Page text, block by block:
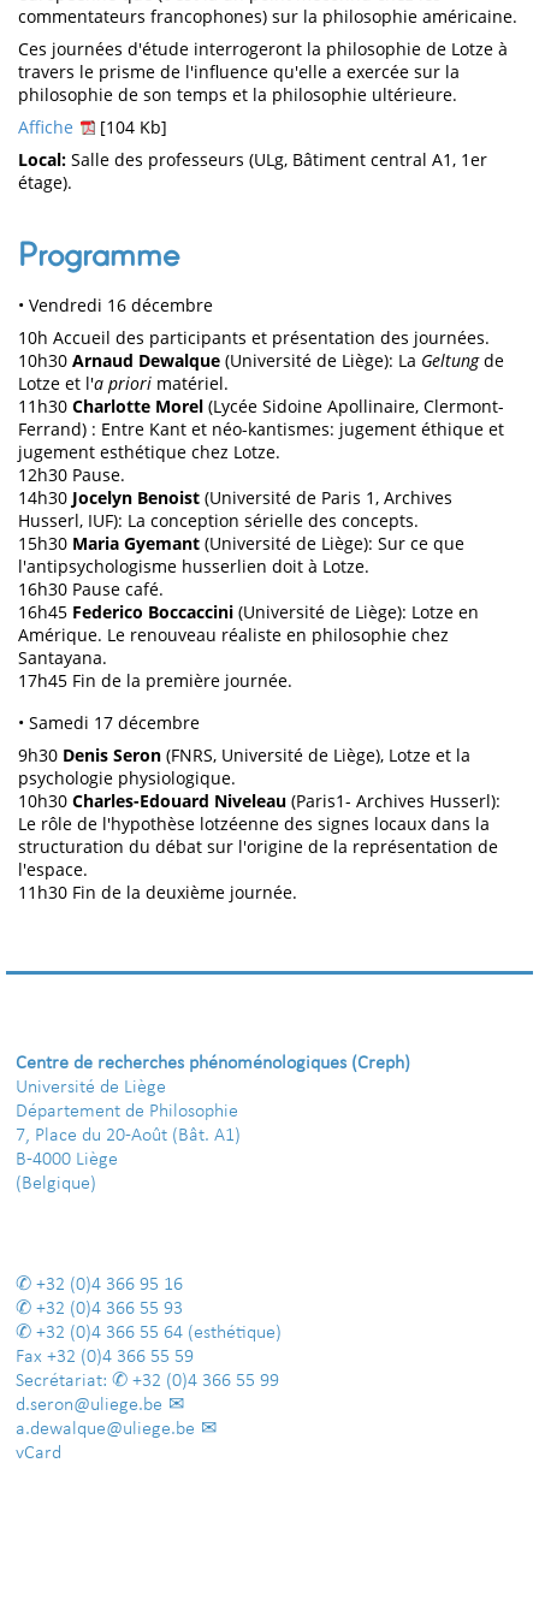
commentateurs francophones) sur la philosophie américaine.
Ces journées d'étude interrogeront la philosophie de Lotze à
travers le prisme de l'influence qu'elle a exercée sur la
philosophie de son temps et la philosophie ultérieure.
Affiche
[104 Kb]
Local: Salle des professeurs (ULg, Bâtiment central A1, 1er
étage).
Programme
• Vendredi 16 décembre
10h Accueil des participants et présentation des journées.
10h30 Arnaud Dewalque (Université de Liège): La Geltungde
Lotze et l'a priori matériel.
11h30 Charlotte Morel (Lycée Sidoine Apollinaire, Clermont-
Ferrand) : Entre Kant et néo-kantismes: jugement éthique et
jugement esthétique chez Lotze.
12h30 Pause.
14h30 Jocelyn Benoist (Université de Paris 1, Archives
Husserl, IUF): La conception sérielle des concepts.
15h30 Maria Gyemant (Université de Liège): Sur ce que
l'antipsychologisme husserlien doit à Lotze.
16h30 Pause café.
16h45 Federico Boccaccini (Université de Liège): Lotze en
Amérique. Le renouveau réaliste en philosophie chez
Santayana.
17h45 Fin de la première journée.
• Samedi 17 décembre
9h30 Denis Seron (FNRS, Université de Liège), Lotze et la
psychologie physiologique.
10h30 Charles-Edouard Niveleau (Paris1- Archives Husserl):
Le rôle de l'hypothèse lotzéenne des signes locaux dans la
structuration du débat sur l'origine de la représentation de
l'espace.
11h30 Fin de la deuxième journée.
Centre de recherches phénoménologiques (Creph)
Université de Liège
Département de Philosophie
7, Place du 20-Août (Bât. A1)
B-4000 Liège
(Belgique)
+32 (0)4 366 95 16
+32 (0)4 366 55 93
+32 (0)4 366 55 64 (esthétique)
Fax +32 (0)4 366 55 59
Secrétariat:
+32 (0)4 366 55 99
d.seron@uliege.be
a.dewalque@uliege.be
vCard